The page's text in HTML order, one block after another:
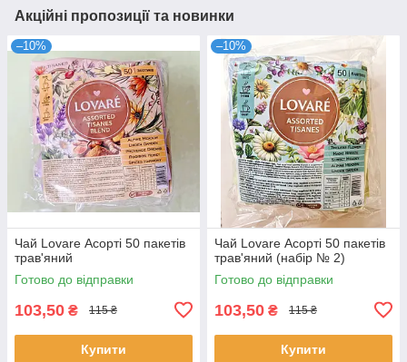
Акційні пропозиції та новинки
–10%
Чай Lovare Асорті 50 пакетів
трав'яний
Готово до відправки
103,50 ₴ 115 ₴
Купити
–10%
Чай Lovare Асорті 50 пакетів
трав'яний (набір № 2)
Готово до відправки
103,50 ₴ 115 ₴
Купити